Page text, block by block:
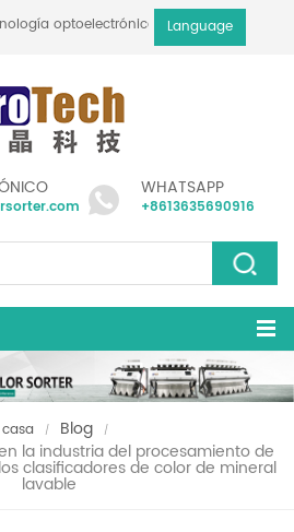
optoelectrónica co., ltd
Language
WHATSAPP
+8613635690916
casa / Blog /
la industria del procesamiento de
clasificadores de color de mineral
lavable